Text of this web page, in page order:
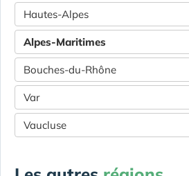
Hautes-Alpes
Alpes-Maritimes
Bouches-du-Rhône
Var
Vaucluse